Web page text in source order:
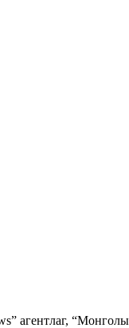
агентлаг,